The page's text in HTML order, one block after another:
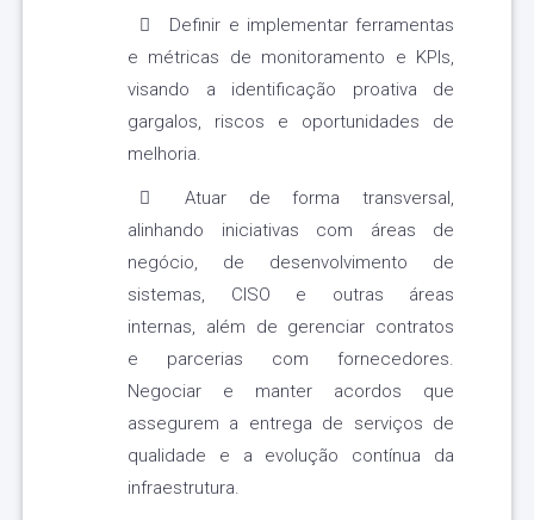
Definir e implementar ferramentas
e métricas de monitoramento e KPIs,
visando a identificação proativa de
gargalos, riscos e oportunidades de
melhoria.
Atuar de forma transversal,
alinhando iniciativas com áreas de
negócio, de desenvolvimento de
sistemas, CISO e outras áreas
internas, além de gerenciar contratos
e parcerias com fornecedores.
Negociar e manter acordos que
assegurem a entrega de serviços de
qualidade e a evolução contínua da
infraestrutura.